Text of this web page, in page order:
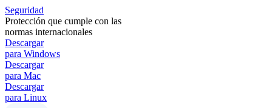
Seguridad
Protección que cumple con las
normas internacionales
Descargar
para Windows
Descargar
para Mac
Descargar
para Linux